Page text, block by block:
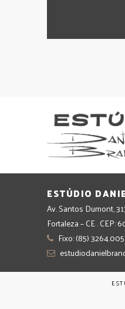
ESTÚDIO
Av. Santos Dumont,
Fortaleza – CE . CEP:
Fixo: (85)